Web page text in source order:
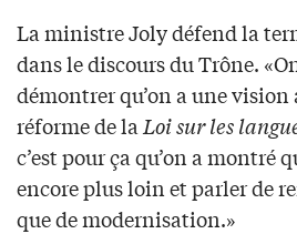
La ministre Joly défend la
dans le discours du Trône.
démontrer qu’on a une
réforme de la Loi sur les
c’est pour ça qu’on a montré
encore plus loin et parler de
que de modernisation.»